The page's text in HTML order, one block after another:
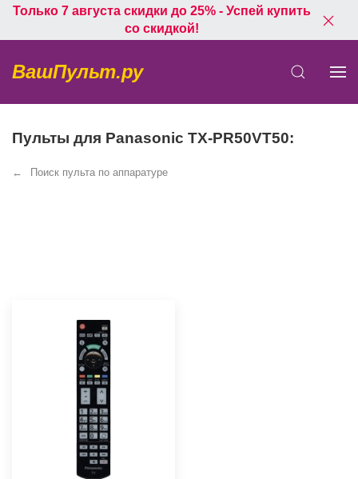
Только 7 августа скидки до 25% - Успей купить
со скидкой!
ВашПульт.ру
Пульты для Panasonic TX-PR50VT50:
Поиск пульта по аппаратуре